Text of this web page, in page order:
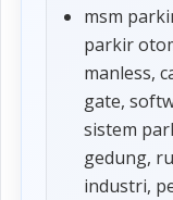
msm
parkir
manless,
gate,
sistem
gedung,
industri,